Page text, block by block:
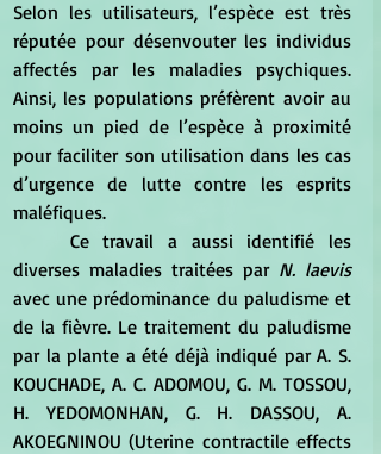
Selon les utilisateurs, l’espèce est très
réputée pour désenvouter les individus
affectés par les maladies psychiques.
Ainsi, les populations préfèrent avoir au
moins un pied de l’espèce à proximité
pour faciliter son utilisation dans les cas
d’urgence de lutte contre les esprits
maléfiques.
diverses maladies traitées par N. laevis
avec une prédominance du paludisme et
de la fièvre. Le traitement du paludisme
par la plante a été déjà indiqué par A. S.
KOUCHADE, A. C. ADOMOU, G. M. TOSSOU,
H. YEDOMONHAN, G. H. DASSOU, A.
AKOEGNINOU (Uterine contractile effects